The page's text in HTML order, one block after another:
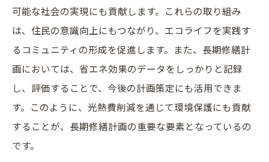
可能な社会の実現にも貢献します。これらの取り組み
は、住民の意識向上にもつながり、エコライフを実践す
るコミュニティの形成を促進します。また、長期修繕計
画においては、省エネ効果のデータをしっかりと記録
し、評価することで、今後の計画策定にも活用できま
す。このように、光熱費削減を通じて環境保護にも貢献
することが、長期修繕計画の重要な要素となっているの
です。